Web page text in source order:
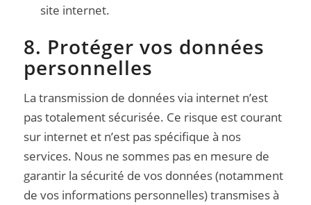
site internet.
8. Protéger vos données
personnelles
La transmission de données via internet n’est
pas totalement sécurisée. Ce risque est courant
sur internet et n’est pas spécifique à nos
services. Nous ne sommes pas en mesure de
garantir la sécurité de vos données (notamment
de vos informations personnelles) transmises à